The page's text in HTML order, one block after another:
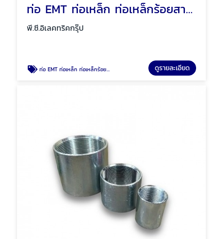
ท่อ EMT ท่อเหล็ก ท่อเหล็กร้อยสายไฟ พัทยา ชลบุรี
พี.ซี.อิเลคทริคกรุ๊ป
ท่อ EMT ท่อเหล็ก ท่อเหล็กร้อยสายไฟ ดูรายละเอียด